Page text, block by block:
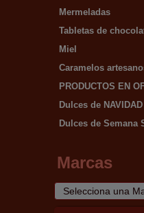
Mermeladas
Tabletas de
Miel
Caramelos
PRODUCTOS EN
Dulces de NAVIDAD
Dulces de Semana
Marcas